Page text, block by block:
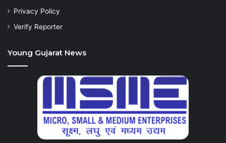
Privacy Policy
Verify Reporter
Young Gujarat News